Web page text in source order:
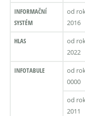
INFORMAČNÍ
SYSTÉM
od
2016
HLAS
od
2022
INFOTABULE
od
0000
od
2011